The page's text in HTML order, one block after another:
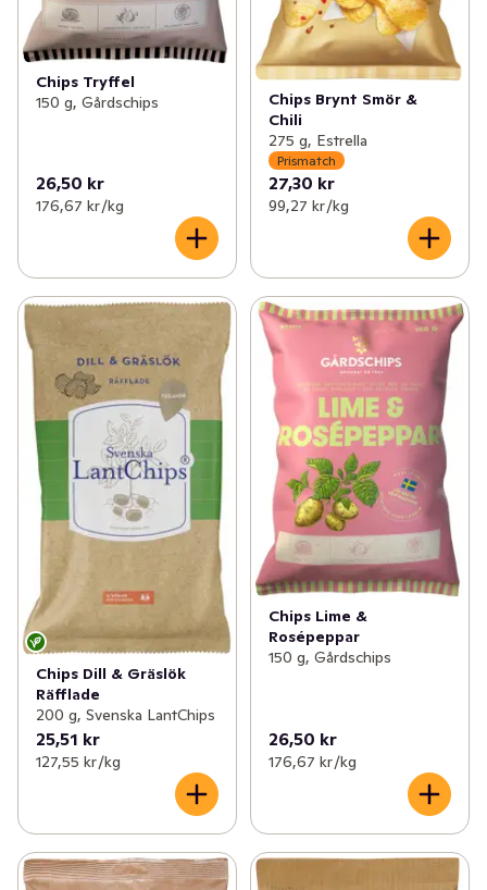
Chips Tryffel
150 g, Gårdschips
26,50 kr
176,67 kr /kg
Chips Brynt Smör &
Chili
275 g, Estrella
Prismatch
27,30 kr
99,27 kr /kg
Chips Dill & Gräslök
Räfflade
200 g, Svenska LantChips
25,51 kr
127,55 kr /kg
Chips Lime &
Rosépeppar
150 g, Gårdschips
26,50 kr
176,67 kr /kg